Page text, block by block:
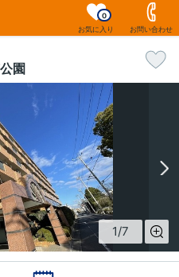
お気に入り
0
お問い合わせ
園
1/7